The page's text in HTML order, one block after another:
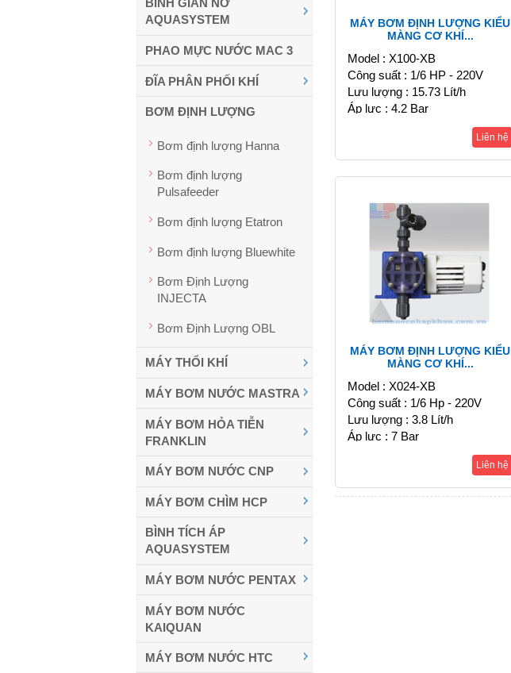
BÌNH GIÃN NỞ
AQUASYSTEM
PHAO MỰC NƯỚC MAC 3
ĐĨA PHÂN PHỐI KHÍ
BƠM ĐỊNH LƯỢNG
Bơm định lượng Hanna
Bơm định lượng
Pulsafeeder
Bơm định lượng Etatron
Bơm định lượng Bluewhite
Bơm Định Lượng
INJECTA
Bơm Định Lượng OBL
MÁY THỔI KHÍ
MÁY BƠM NƯỚC MASTRA
MÁY BƠM HỎA TIỄN
FRANKLIN
MÁY BƠM NƯỚC CNP
MÁY BƠM CHÌM HCP
BÌNH TÍCH ÁP
AQUASYSTEM
MÁY BƠM NƯỚC PENTAX
MÁY BƠM NƯỚC
KAIQUAN
MÁY BƠM NƯỚC HTC
MÁY BƠM ĐỊNH LƯỢNG KIỂU
MÀNG CƠ KHÍ...
Model : X100-XB
Công suất : 1/6 HP - 220V
Lưu lượng : 15.73 Lít/h
Áp lực : 4.2 Bar
Liên hệ
MÁY BƠM ĐỊNH LƯỢNG KIỂU
MÀNG CƠ KHÍ...
Model : X024-XB
Công suất : 1/6 Hp - 220V
Lưu lượng : 3.8 Lít/h
Áp lực : 7 Bar
Liên hệ